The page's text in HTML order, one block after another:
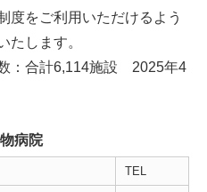
度をご利用いただけるよう
たします。
：合計6,114施設 2025年4
病院
TEL